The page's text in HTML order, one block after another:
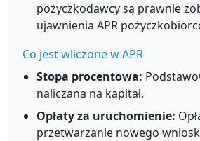
pożyczkodawcy są prawnie
ujawnienia APR
Co jest wliczone w APR
Stopa procentowa:
naliczana na kapitał.
Opłaty za uruchomienie:
przetwarzanie nowego